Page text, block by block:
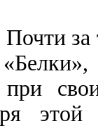
Почти за